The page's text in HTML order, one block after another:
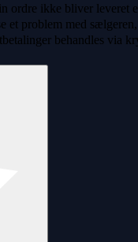
ordre ikke bliver leveret
et problem med
behandles via